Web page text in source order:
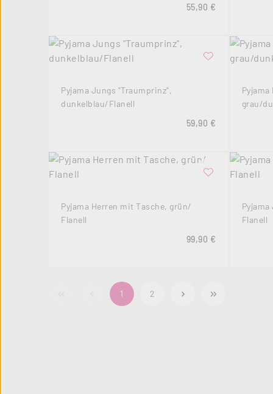
Regulärer Preis:
55,90 €
Pyjama Jungs "Traumprinz",
dunkelblau/Flanell
Regulärer Preis:
59,90 €
grau/
Pyjama Herren mit Tasche, grün/
Flanell
Regulärer Preis:
99,90 €
Flanell
Seite
1 Seite
2